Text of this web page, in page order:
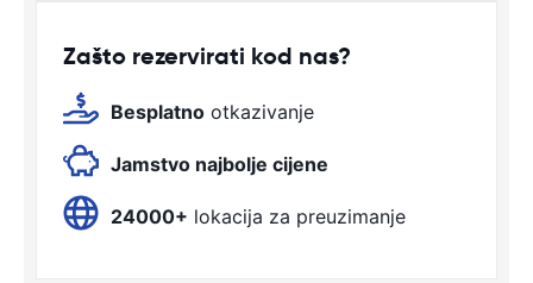
Zašto rezervirati kod nas?
Besplatno otkazivanje
Jamstvo najbolje cijene
24000+ lokacija za preuzimanje